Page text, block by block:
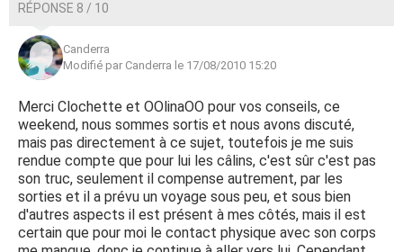
RÉPONSE 8 / 10
Canderra
Modifié par Canderra le 17/08/2010 15:20
Merci Clochette et OOlinaOO pour vos conseils, ce
weekend, nous sommes sortis et nous avons discuté,
mais pas directement à ce sujet, toutefois je me suis
rendue compte que pour lui les câlins, c'est sûr c'est pas
son truc, seulement il compense autrement, par les
sorties et il a prévu un voyage sous peu, et sous bien
d'autres aspects il est présent à mes côtés, mais il est
certain que pour moi le contact physique avec son corps